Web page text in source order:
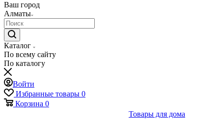
Ваш город
Алматы
Каталог
По всему сайту
По каталогу
Войти
Избранные товары 0
Корзина 0
Товары для дома